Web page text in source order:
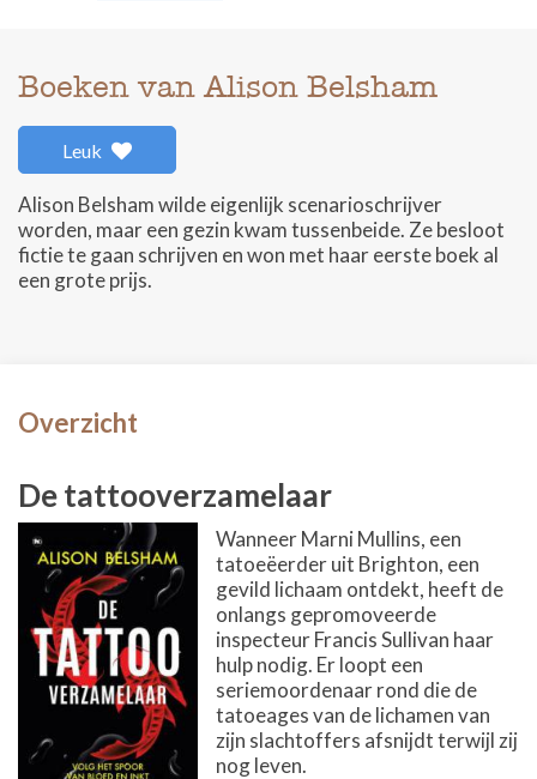
Boeken van Alison Belsham
Leuk
Alison Belsham wilde eigenlijk scenarioschrijver
worden, maar een gezin kwam tussenbeide. Ze besloot
fictie te gaan schrijven en won met haar eerste boek al
een grote prijs.
Overzicht
De tattooverzamelaar
Wanneer Marni Mullins, een
tatoeëerder uit Brighton, een
gevild lichaam ontdekt, heeft de
onlangs gepromoveerde
inspecteur Francis Sullivan haar
hulp nodig. Er loopt een
seriemoordenaar rond die de
tatoeages van de lichamen van
zijn slachtoffers afsnijdt terwijl zij
nog leven.